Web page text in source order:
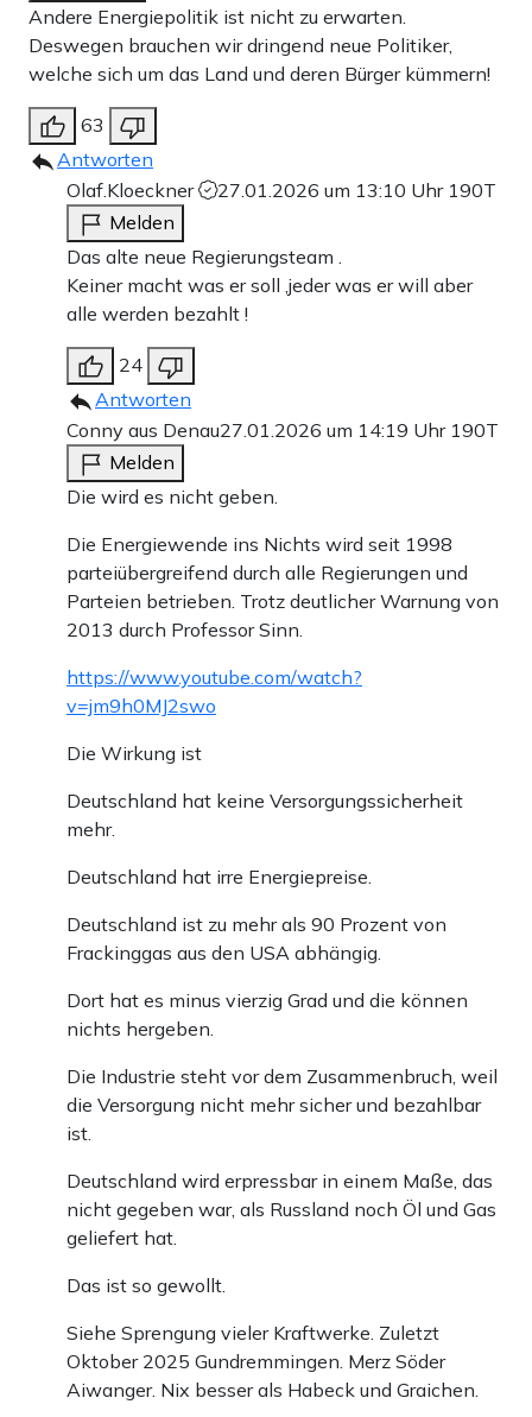
Simulation, die auf den tatsächlichen Speicherständen
zum 1. November 2025 aufbaut. Drei Szenarien werden
durchgespielt: ein milder Winter, ein normaler Winter und
ein Winter mit einem sehr kalten Februar, wie zuletzt
2010. Die ersten beiden Varianten verlaufen
unproblematisch. Die Speicher reichen aus, um die
Nachfrage zu decken, und die Versorgung bleibt stabil.
Anders sieht es im Kälteszenario aus. Ein sehr kalter
und die Gaspreise an den Spotmärkten deutlich nach
oben. Rechtlich sind Haushalte und kritische
Infrastrukturen geschützt – sie werden auch in einem
solchen Szenario weiter versorgt. Niemand muss frieren.
Für energieintensive Betriebe wird Gas so teuer, dass sich
die Produktion nicht mehr rechnet. Manche Unternehmen
Spotmarkt zu verkaufen, statt es selbst zu verbrauchen.
Kraftwerk den Preis bestimmt – und das sind meistens
Gasmangel, sondern ein ökonomischer Stresstest:
Produktionsdrosselungen, temporäre Stillstände,
Wettbewerbsnachteile und steigende Strompreise.
Die INES-Simulation macht damit deutlich: Das System
gegenüber extremen Wetterlagen, wenn die Speicher zu
Winterbeginn nur auf einem abgesenkten Niveau stehen.
Wie man mit diesem Risiko besser umgehen kann
Die Erfahrung dieses Winters zeigt: Es reicht nicht aus,
formale Vorgaben zu erfüllen. Deutschland hat 2025 die
neuen, abgesenkten Füllstandsvorgaben eingehalten –
aber das bedeutet nicht automatisch, dass das System
auch einem extrem kalten Winter standhält.
Andere Energiepolitik ist nicht zu erwarten.
Deswegen brauchen wir dringend neue Politiker,
welche sich um das Land und deren Bürger kümmern!
63
Antworten
Olaf.Kloeckner
27.01.2026 um 13:10 Uhr 190T
Melden
Das alte neue Regierungsteam .
Keiner macht was er soll ,jeder was er will aber
alle werden bezahlt !
24
Antworten
Conny aus Denau27.01.2026 um 14:19 Uhr 190T
Melden
Die wird es nicht geben.
Die Energiewende ins Nichts wird seit 1998
parteiübergreifend durch alle Regierungen und
Parteien betrieben. Trotz deutlicher Warnung von
2013 durch Professor Sinn.
https://www.youtube.com/watch?
v=jm9h0MJ2swo
Die Wirkung ist
Deutschland hat keine Versorgungssicherheit
mehr.
Deutschland hat irre Energiepreise.
Deutschland ist zu mehr als 90 Prozent von
Frackinggas aus den USA abhängig.
Dort hat es minus vierzig Grad und die können
nichts hergeben.
Die Industrie steht vor dem Zusammenbruch, weil
die Versorgung nicht mehr sicher und bezahlbar
ist.
Deutschland wird erpressbar in einem Maße, das
nicht gegeben war, als Russland noch Öl und Gas
geliefert hat.
Das ist so gewollt.
Siehe Sprengung vieler Kraftwerke. Zuletzt
Oktober 2025 Gundremmingen. Merz Söder
Aiwanger. Nix besser als Habeck und Graichen.